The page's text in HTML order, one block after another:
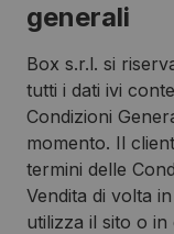
generali
Box s.r.l. si
tutti i dati ivi
Condizioni
momento. Il
termini delle
Vendita di volta
utilizza il sito o